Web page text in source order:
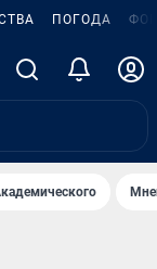
ПОГОДА